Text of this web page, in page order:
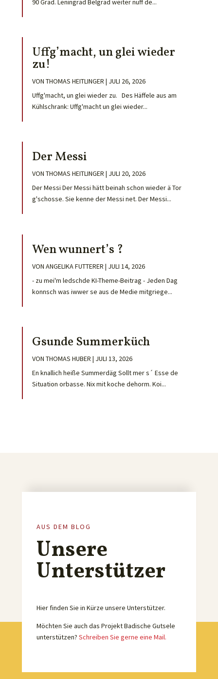
90 Grad. Leningrad Belgrad weiter nuff de...
Uffg’macht, un glei wieder
zu!
VON THOMAS HEITLINGER | JULI 26, 2026
Uffg'macht, un glei wieder zu. Des Häffele aus am
Kühlschrank: Uffg'macht un glei wieder...
Der Messi
VON THOMAS HEITLINGER | JULI 20, 2026
Der Messi Der Messi hätt beinah schon wieder ä Tor
g'schosse. Sie kenne der Messi net. Der Messi...
Wen wunnert’s ?
VON ANGELIKA FUTTERER | JULI 14, 2026
- zu mei'm ledschde KI-Theme-Beitrag - Jeden Dag
konnsch was iwwer se aus de Medie mitgriege...
Gsunde Summerküch
VON THOMAS HUBER | JULI 13, 2026
En knallich heiße Summerdäg Sollt mer s´ Esse de
Situation orbasse. Nix mit koche dehorm. Koi...
AUS DEM BLOG
Unsere
Unterstützer
Hier finden Sie in Kürze unsere Unterstützer.
Möchten Sie auch das Projekt Badische Gutsele
unterstützen? Schreiben Sie gerne eine Mail.